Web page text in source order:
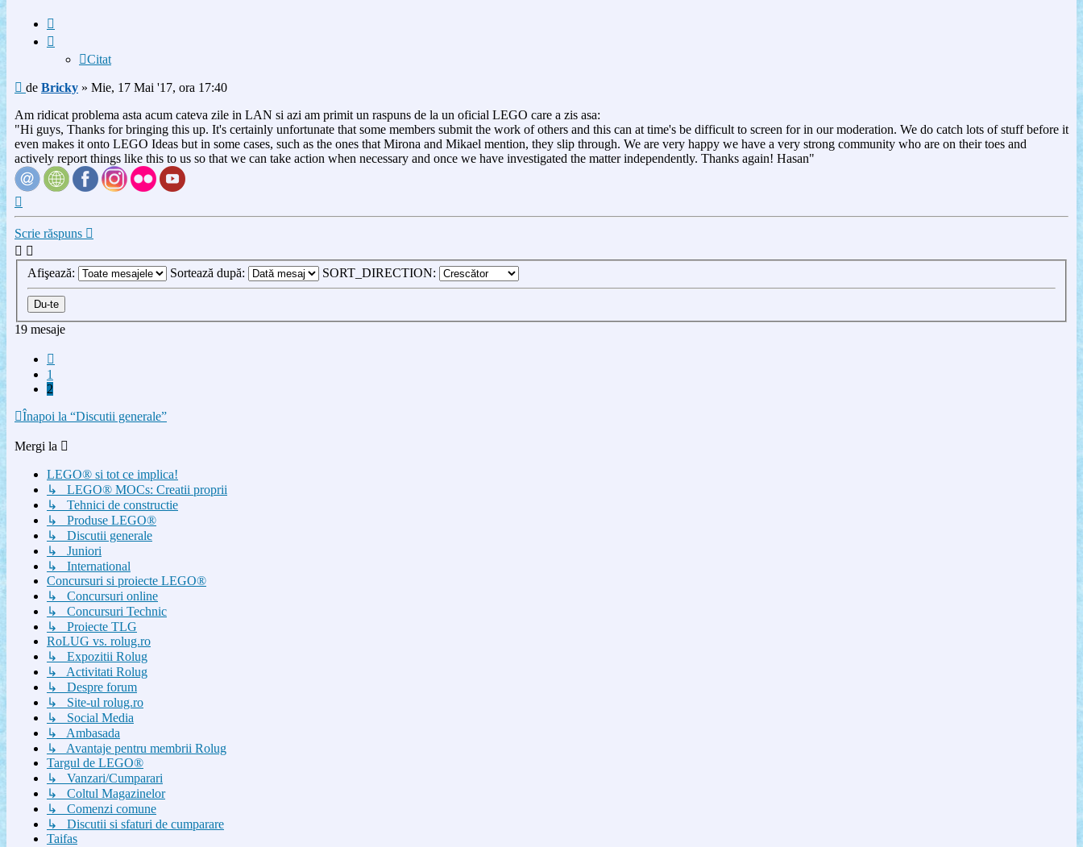
Citat
Mesaj
de Bricky » Mie, 17 Mai '17, ora 17:40
Am ridicat problema asta acum cateva zile in LAN si azi am primit un raspuns de la un oficial LEGO care a zis asa:
"Hi guys, Thanks for bringing this up. It's certainly unfortunate that some members submit the work of others and this can at time's be difficult to screen for in our moderation. We do catch lots of stuff before it
even makes it onto LEGO Ideas but in some cases, such as the ones that Mirona and Mikael mention, they slip through. We are very happy we have a very strong community who are on their toes and
actively report things like this to us so that we can take action when necessary and once we have investigated the matter independently. Thanks again! Hasan"
Scrie răspuns
Afişează: Sortează după: SORT_DIRECTION:
19 mesaje
1
2
Înapoi la “Discutii generale”
Mergi la
LEGO® si tot ce implica!
↳ LEGO® MOCs: Creatii proprii
↳ Tehnici de constructie
↳ Produse LEGO®
↳ Discutii generale
↳ Juniori
↳ International
Concursuri si proiecte LEGO®
↳ Concursuri online
↳ Concursuri Technic
↳ Proiecte TLG
RoLUG vs. rolug.ro
↳ Expozitii Rolug
↳ Activitati Rolug
↳ Despre forum
↳ Site-ul rolug.ro
↳ Social Media
↳ Ambasada
↳ Avantaje pentru membrii Rolug
Targul de LEGO®
↳ Vanzari/Cumparari
↳ Coltul Magazinelor
↳ Comenzi comune
↳ Discutii si sfaturi de cumparare
Taifas